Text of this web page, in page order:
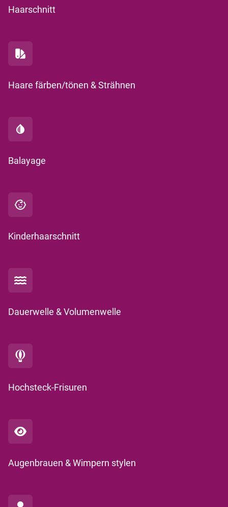
Haarschnitt
Haare färben/tönen & Strähnen
Balayage
Kinderhaarschnitt
Dauerwelle & Volumenwelle
Hochsteck-Frisuren
Augenbrauen & Wimpern stylen